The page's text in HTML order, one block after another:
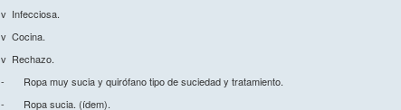
v Infecciosa.
v Cocina.
v Rechazo.
- Ropa muy sucia y quirófano tipo de suciedad y tratamiento.
- Ropa sucia. (ídem).